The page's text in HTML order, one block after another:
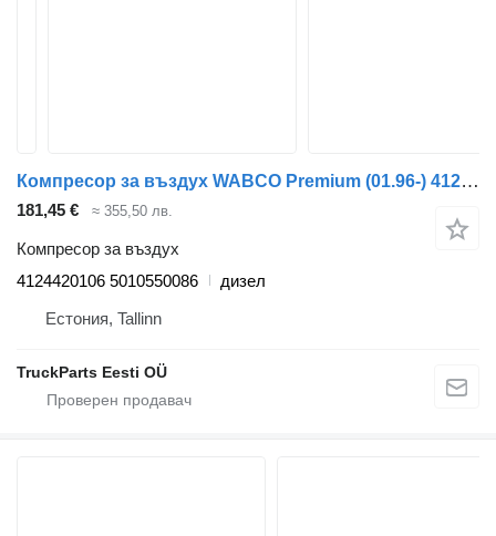
Компресор за въздух WABCO Premium (01.96-) 4124420106 за влекач Renault Premium, Premium 2 (1996-2014)
181,45 € ≈ 355,50 лв.
Компресор за въздух
4124420106 5010550086
дизел
Естония, Tallinn
TruckParts Eesti OÜ